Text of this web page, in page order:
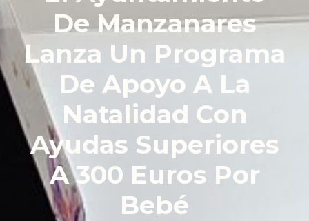
De Manzanares
Lanza Un Programa
De Apoyo A La
Natalidad Con
Ayudas Superiores
A 300 Euros Por
Bebé